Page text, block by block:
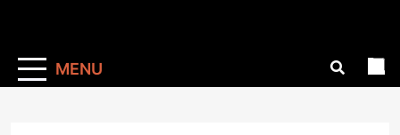
MENU